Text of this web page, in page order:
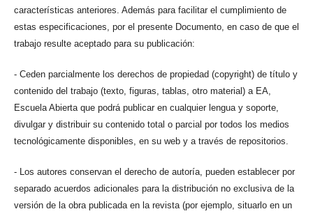
características anteriores. Además para facilitar el cumplimiento de
estas especificaciones, por el presente Documento, en caso de que el
trabajo resulte aceptado para su publicación:
- Ceden parcialmente los derechos de propiedad (copyright) de título y
contenido del trabajo (texto, figuras, tablas, otro material) a EA,
Escuela Abierta que podrá publicar en cualquier lengua y soporte,
divulgar y distribuir su contenido total o parcial por todos los medios
tecnológicamente disponibles, en su web y a través de repositorios.
- Los autores conservan el derecho de autoría, pueden establecer por
separado acuerdos adicionales para la distribución no exclusiva de la
versión de la obra publicada en la revista (por ejemplo, situarlo en un